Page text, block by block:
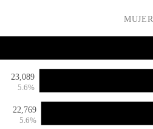
23,089
5.6%
22,769
5.6%